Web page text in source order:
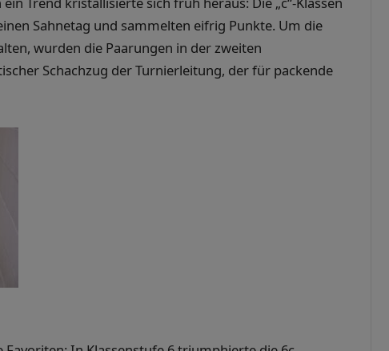
Sahnetag und sammelten eifrig Punkte. Um die
wurden die Paarungen in der zweiten
Schachzug der Turnierleitung, der für packende